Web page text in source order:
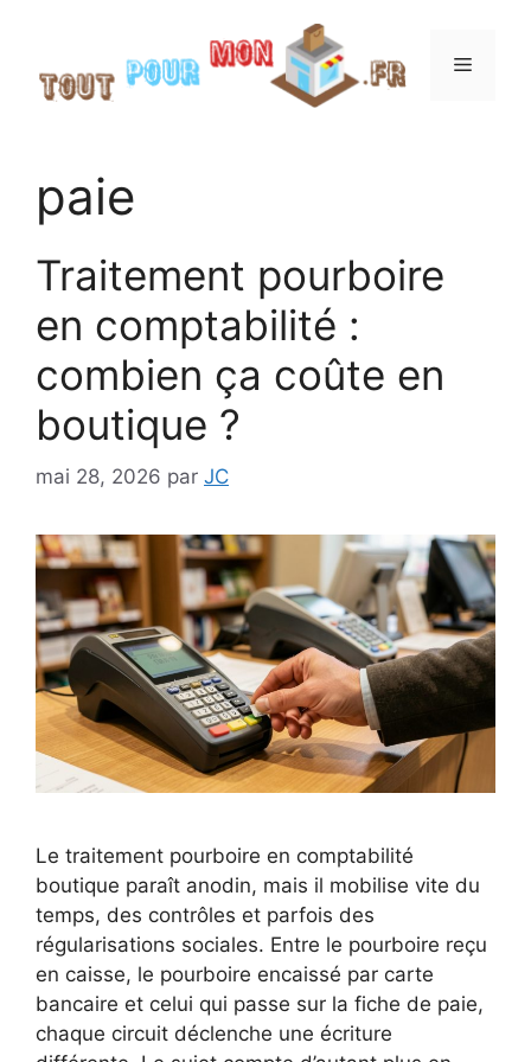
contenu
Menu
paie
Traitement pourboire
en comptabilité :
combien ça coûte en
boutique ?
mai 28, 2026 par JC
Le traitement pourboire en comptabilité
boutique paraît anodin, mais il mobilise vite du
temps, des contrôles et parfois des
régularisations sociales. Entre le pourboire reçu
en caisse, le pourboire encaissé par carte
bancaire et celui qui passe sur la fiche de paie,
chaque circuit déclenche une écriture